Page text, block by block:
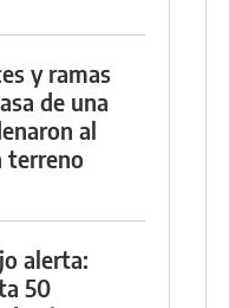
y ramas
de una
al
terreno
alerta:
50